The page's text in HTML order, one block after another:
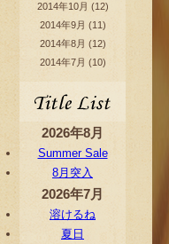
2014年10月 (12)
2014年9月 (11)
2014年8月 (12)
2014年7月 (10)
2026年8月
Summer Sale
8月突入
2026年7月
溶けるね
夏日